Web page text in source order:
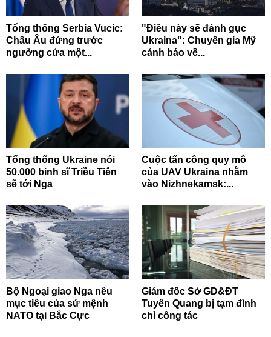
Tổng thống Serbia Vucic:
Châu Âu đứng trước
ngưỡng cửa một...
"Điều này sẽ đánh gục
Ukraina": Chuyên gia Mỹ
cảnh báo về...
Tổng thống Ukraine nói
50.000 binh sĩ Triều Tiên
sẽ tới Nga
Cuộc tấn công quy mô
của UAV Ukraina nhằm
vào Nizhnekamsk:...
Bộ Ngoại giao Nga nêu
mục tiêu của sứ mệnh
NATO tại Bắc Cực
Giám đốc Sở GD&ĐT
Tuyên Quang bị tạm đình
chỉ công tác